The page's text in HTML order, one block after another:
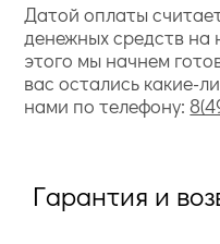
Датой оплаты
денежных средств на
этого мы начнем
вас остались какие-
нами по телефону:
Гарантия и